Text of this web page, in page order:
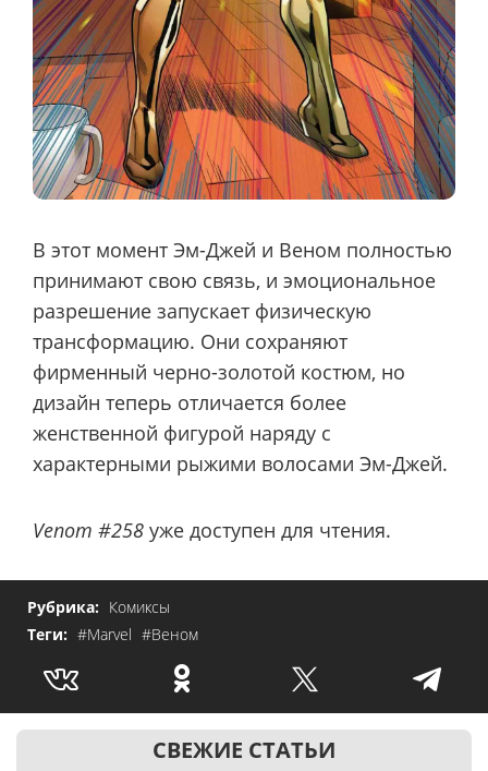
В этот момент Эм-Джей и Веном полностью
принимают свою связь, и эмоциональное
разрешение запускает физическую
трансформацию. Они сохраняют
фирменный черно-золотой костюм, но
дизайн теперь отличается более
женственной фигурой наряду с
характерными рыжими волосами Эм-Джей.
Venom #258 уже доступен для чтения.
Рубрика: Комиксы
Теги: #Marvel #Веном
СВЕЖИЕ СТАТЬИ